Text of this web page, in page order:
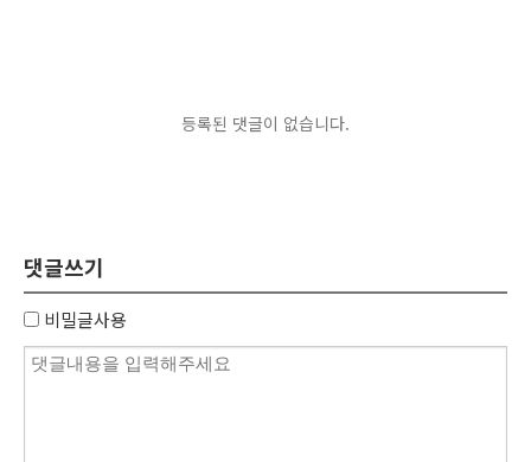
등록된 댓글이 없습니다.
댓글쓰기
비밀글사용